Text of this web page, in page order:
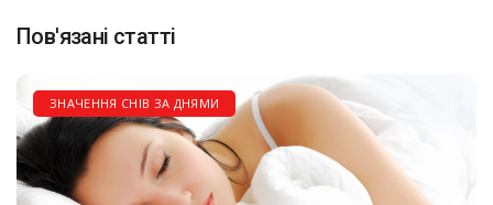
Пов'язані статті
ЗНАЧЕННЯ СНІВ ЗА ДНЯМИ